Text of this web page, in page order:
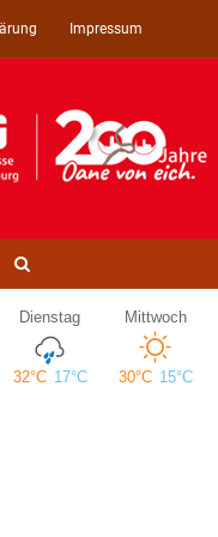
Impressum